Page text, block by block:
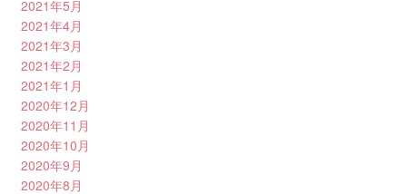
2021年5月
2021年4月
2021年3月
2021年2月
2021年1月
2020年12月
2020年11月
2020年10月
2020年9月
2020年8月